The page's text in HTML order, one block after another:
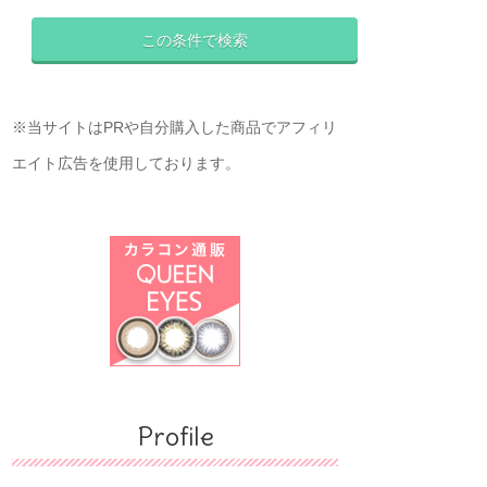
※当サイトはPRや自分購入した商品でアフィリ
エイト広告を使用しております。
Profile